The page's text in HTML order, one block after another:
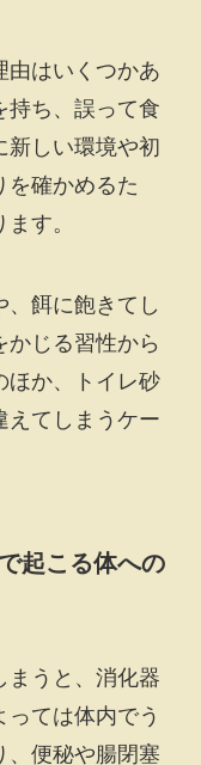
由はいくつかあ
持ち、誤って食
新しい環境や初
を確かめるた
す。
、餌に飽きてし
かじる習性から
ほか、トイレ砂
えてしまうケー
起こる体への
まうと、消化器
ては体内でう
、便秘や腸閉塞